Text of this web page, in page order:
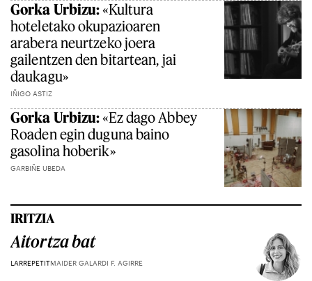
Gorka Urbizu:«Kultura
hoteletako okupazioaren
arabera neurtzeko joera
gailentzen den bitartean, jai
daukagu»
IÑIGO ASTIZ
Gorka Urbizu:«Ez dago Abbey
Roaden egin duguna baino
gasolina hoberik»
GARBIÑE UBEDA
IRITZIA
Aitortza bat
LARREPETITMAIDER GALARDI F. AGIRRE